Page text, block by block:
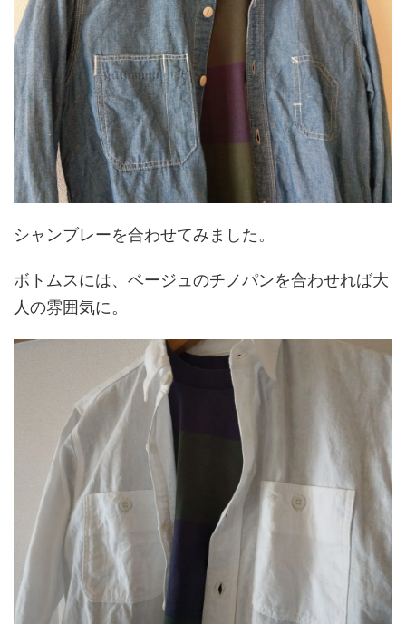
シャンブレーを合わせてみました。
ボトムスには、ベージュのチノパンを合わせれば大
人の雰囲気に。